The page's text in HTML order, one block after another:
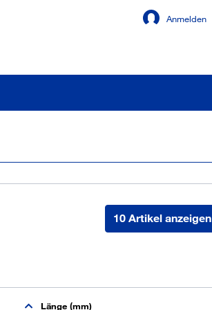
Anmelden
Angemeldet bleiben
Passwort vergessen?
Sie sind noch kein Kunde
10 Artikel anzeigen
Länge (mm)